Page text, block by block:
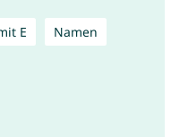
E Namen